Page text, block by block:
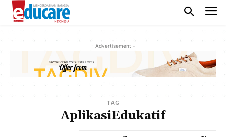
- Advertisement -
TAG
AplikasiEdukatif